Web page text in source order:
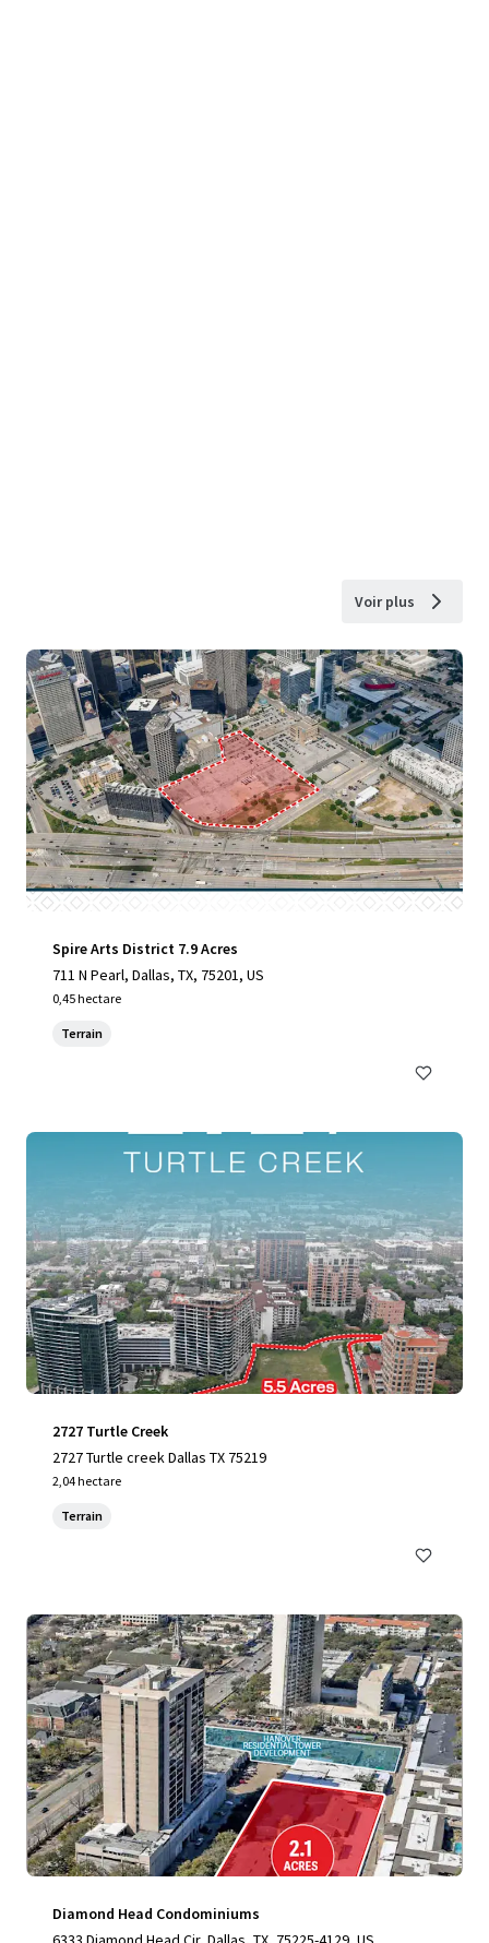
Voir plus
Spire Arts District 7.9 Acres
711 N Pearl, Dallas, TX, 75201, US
0,45 hectare
Terrain
2727 Turtle Creek
2727 Turtle creek Dallas TX 75219
2,04 hectare
Terrain
Diamond Head Condominiums